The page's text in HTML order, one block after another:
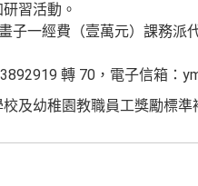
習活動。
子一經費（壹萬元）課務派
轉 70，電子信箱：
及幼稚園教職員工獎勵標準